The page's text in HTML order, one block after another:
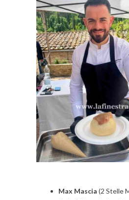
Max Mascia (2 Stelle